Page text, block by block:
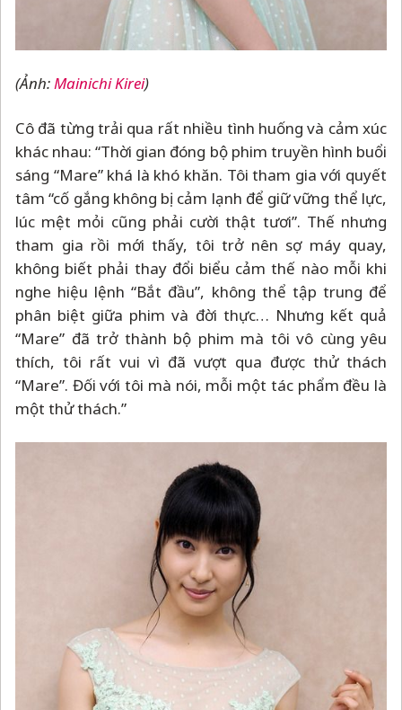
(Ảnh:Mainichi Kirei)
Cô đã từng trải qua rất nhiều tình huống và cảm xúc
khác nhau: “Thời gian đóng bộ phim truyền hình buổi
sáng “Mare” khá là khó khăn. Tôi tham gia với quyết
tâm “cố gắng không bị cảm lạnh để giữ vững thể lực,
lúc mệt mỏi cũng phải cười thật tươi”. Thế nhưng
tham gia rồi mới thấy, tôi trở nên sợ máy quay,
không biết phải thay đổi biểu cảm thế nào mỗi khi
nghe hiệu lệnh “Bắt đầu”, không thể tập trung để
phân biệt giữa phim và đời thực… Nhưng kết quả
“Mare” đã trở thành bộ phim mà tôi vô cùng yêu
thích, tôi rất vui vì đã vượt qua được thử thách
“Mare”. Đối với tôi mà nói, mỗi một tác phẩm đều là
một thử thách.”